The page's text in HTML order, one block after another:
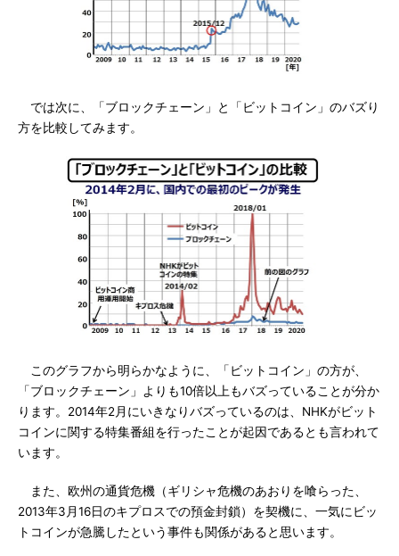
では次に、「ブロックチェーン」と「ビットコイン」のバズり
方を比較してみます。
このグラフから明らかなように、「ビットコイン」の方が、
「ブロックチェーン」よりも10倍以上もバズっていることが分か
ります。2014年2月にいきなりバズっているのは、NHKがビット
コインに関する特集番組を行ったことが起因であるとも言われて
います。
また、欧州の通貨危機（ギリシャ危機のあおりを喰らった、
2013年3月16日のキプロスでの預金封鎖）を契機に、一気にビッ
トコインが急騰したという事件も関係があると思います。